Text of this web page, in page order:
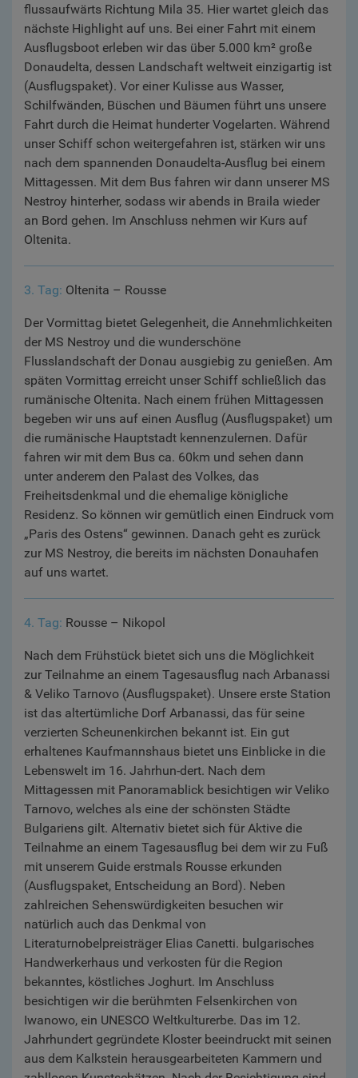
flussaufwärts Richtung Mila 35. Hier wartet gleich das
nächste Highlight auf uns. Bei einer Fahrt mit einem
Ausflugsboot erleben wir das über 5.000 km² große
Donaudelta, dessen Landschaft weltweit einzigartig ist
(Ausflugspaket). Vor einer Kulisse aus Wasser,
Schilfwänden, Büschen und Bäumen führt uns unsere
Fahrt durch die Heimat hunderter Vogelarten. Während
unser Schiff schon weitergefahren ist, stärken wir uns
nach dem spannenden Donaudelta-Ausflug bei einem
Mittagessen. Mit dem Bus fahren wir dann unserer MS
Nestroy hinterher, sodass wir abends in Braila wieder
an Bord gehen. Im Anschluss nehmen wir Kurs auf
Oltenita.
3. Tag: Oltenita – Rousse
Der Vormittag bietet Gelegenheit, die Annehmlichkeiten
der MS Nestroy und die wunderschöne
Flusslandschaft der Donau ausgiebig zu genießen. Am
späten Vormittag erreicht unser Schiff schließlich das
rumänische Oltenita. Nach einem frühen Mittagessen
begeben wir uns auf einen Ausflug (Ausflugspaket) um
die rumänische Hauptstadt kennenzulernen. Dafür
fahren wir mit dem Bus ca. 60km und sehen dann
unter anderem den Palast des Volkes, das
Freiheitsdenkmal und die ehemalige königliche
Residenz. So können wir gemütlich einen Eindruck vom
„Paris des Ostens“ gewinnen. Danach geht es zurück
zur MS Nestroy, die bereits im nächsten Donauhafen
auf uns wartet.
4. Tag: Rousse – Nikopol
Nach dem Frühstück bietet sich uns die Möglichkeit
zur Teilnahme an einem Tagesausflug nach Arbanassi
& Veliko Tarnovo (Ausflugspaket). Unsere erste Station
ist das altertümliche Dorf Arbanassi, das für seine
verzierten Scheunenkirchen bekannt ist. Ein gut
erhaltenes Kaufmannshaus bietet uns Einblicke in die
Lebenswelt im 16. Jahrhun-dert. Nach dem
Mittagessen mit Panoramablick besichtigen wir Veliko
Tarnovo, welches als eine der schönsten Städte
Bulgariens gilt. Alternativ bietet sich für Aktive die
Teilnahme an einem Tagesausflug bei dem wir zu Fuß
mit unserem Guide erstmals Rousse erkunden
(Ausflugspaket, Entscheidung an Bord). Neben
zahlreichen Sehenswürdigkeiten besuchen wir
natürlich auch das Denkmal von
Literaturnobelpreisträger Elias Canetti. bulgarisches
Handwerkerhaus und verkosten für die Region
bekanntes, köstliches Joghurt. Im Anschluss
besichtigen wir die berühmten Felsenkirchen von
Iwanowo, ein UNESCO Weltkulturerbe. Das im 12.
Jahrhundert gegründete Kloster beeindruckt mit seinen
aus dem Kalkstein herausgearbeiteten Kammern und